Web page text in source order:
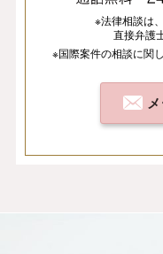
※法律相談は、
直接弁護
※国際案件の相談に関
メ